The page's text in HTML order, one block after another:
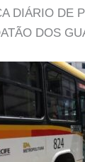
DIÁRIO DE
DOS